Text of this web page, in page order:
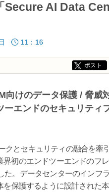
Secure AI Data
11：16
ポスト
けのデータ保護 / 脅威
エンドのセキュリティ
クとセキュリティの融合を牽
界初のエンドツーエンドのフ
た。データセンターのインフ
保護するように設計された